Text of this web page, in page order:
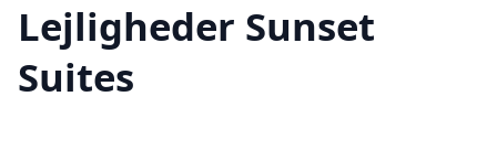
Lejligheder Sunset
Suites